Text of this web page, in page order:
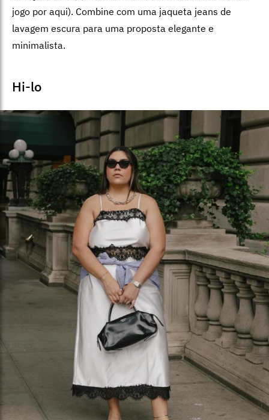
jogo por aqui). Combine com uma jaqueta jeans de
lavagem escura para uma proposta elegante e
minimalista.
Hi-lo